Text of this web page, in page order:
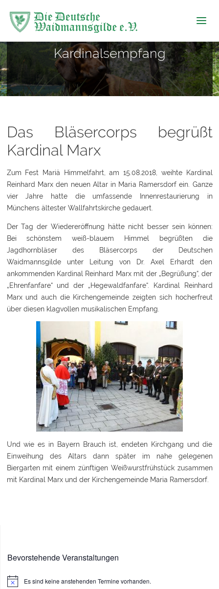
Waidmannsgilde
Kardinalsempfang
Gilde News
Das Bläsercorps begrüßt
Kardinal Marx
Zum Fest Mariä Himmelfahrt, am 15.08.2018, weihte Kardinal
Reinhard Marx den neuen Altar in Maria Ramersdorf ein. Ganze
vier Jahre hatte die umfassende Innenrestaurierung in
Münchens ältester Wallfahrtskirche gedauert.
Der Tag der Wiedereröffnung hätte nicht besser sein können:
Bei schönstem weiß-blauem Himmel begrüßten die
Jagdhornbläser des Bläsercorps der Deutschen
Waidmannsgilde unter Leitung von Dr. Axel Erhardt den
ankommenden Kardinal Reinhard Marx mit der „Begrüßung“, der
„Ehrenfanfare“ und der „Hegewaldfanfare“. Kardinal Reinhard
Marx und auch die Kirchengemeinde zeigten sich hocherfreut
über diesen klagvollen musikalischen Empfang.
Und wie es in Bayern Brauch ist, endeten Kirchgang und die
Einweihung des Altars dann später im nahe gelegenen
Biergarten mit einem zünftigen Weißwurstfrühstück zusammen
mit Kardinal Marx und der Kirchengemeinde Maria Ramersdorf.
Bevorstehende Veranstaltungen
HinweisEs sind keine anstehenden Termine vorhanden.